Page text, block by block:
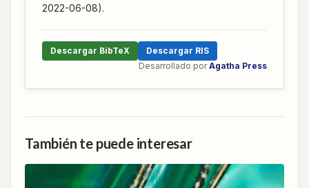
2022-06-08).
Descargar BibTeX
Descargar RIS
Desarrollado por Agatha Press
También te puede interesar